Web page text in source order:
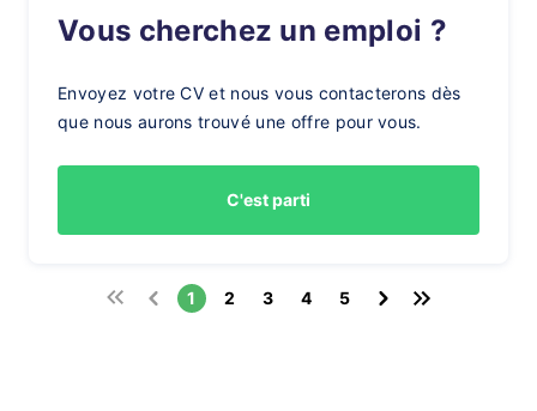
Vous cherchez un emploi ?
Envoyez votre CV et nous vous contacterons dès
que nous aurons trouvé une offre pour vous.
C'est parti
1 2 3 4 5